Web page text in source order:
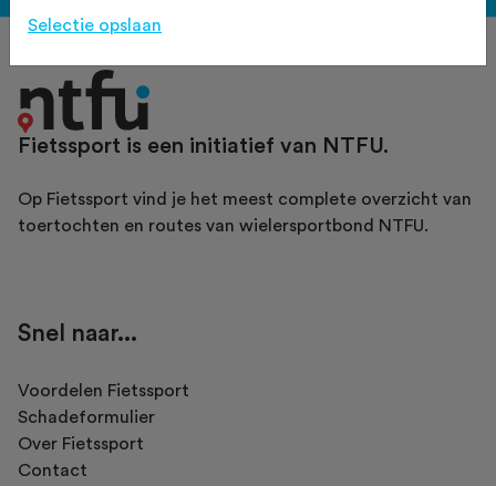
Fietssport is een initiatief van NTFU.
Op Fietssport vind je het meest complete overzicht van
toertochten en routes van wielersportbond NTFU.
Snel naar...
Voordelen Fietssport
Schadeformulier
Over Fietssport
Contact
Selectie opslaan